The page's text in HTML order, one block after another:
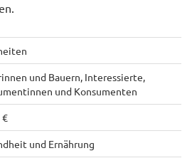
und Bauern, Interessierte,
und Konsumenten
€
und Ernährung